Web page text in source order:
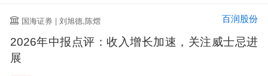
国海证券 | 刘旭德,陈熠 百润股份
2026年中报点评：收入增长加速，关注威士忌进
展